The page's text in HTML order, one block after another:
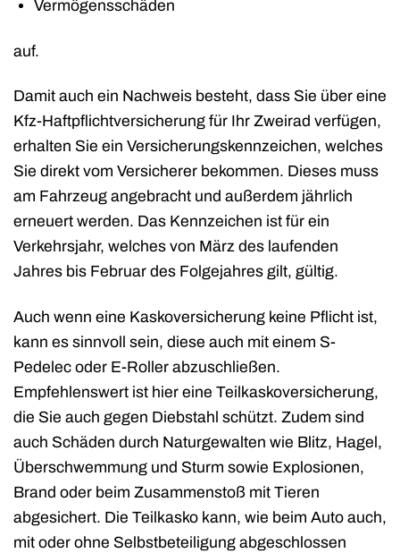
Vermögensschäden
auf.
Damit auch ein Nachweis besteht, dass Sie über eine
Kfz-Haftpflichtversicherung für Ihr Zweirad verfügen,
erhalten Sie ein Versicherungskennzeichen, welches
Sie direkt vom Versicherer bekommen. Dieses muss
am Fahrzeug angebracht und außerdem jährlich
erneuert werden. Das Kennzeichen ist für ein
Verkehrsjahr, welches von März des laufenden
Jahres bis Februar des Folgejahres gilt, gültig.
Auch wenn eine Kaskoversicherung keine Pflicht ist,
kann es sinnvoll sein, diese auch mit einem S-
Pedelec oder E-Roller abzuschließen.
Empfehlenswert ist hier eine Teilkaskoversicherung,
die Sie auch gegen Diebstahl schützt. Zudem sind
auch Schäden durch Naturgewalten wie Blitz, Hagel,
Überschwemmung und Sturm sowie Explosionen,
Brand oder beim Zusammenstoß mit Tieren
abgesichert. Die Teilkasko kann, wie beim Auto auch,
mit oder ohne Selbstbeteiligung abgeschlossen